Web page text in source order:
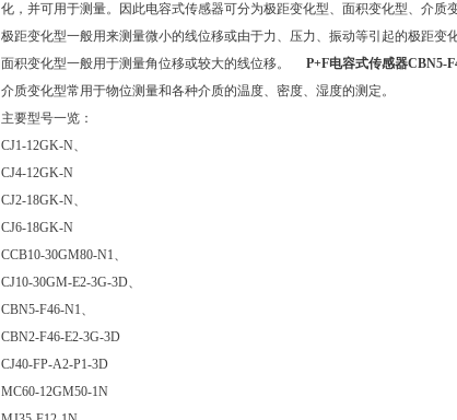
化，并可用于测量。因此电容式传感器可分为极距变化型、面积变化型、介质变
极距变化型一般用来测量微小的线位移或由于力、压力、振动等引起的极距变化
面积变化型一般用于测量角位移或较大的线位移。 P+F电容式传感器CBN5-
介质变化型常用于物位测量和各种介质的温度、密度、湿度的测定。
主要型号一览：
CJ1-12GK-N、
CJ4-12GK-N
CJ2-18GK-N、
CJ6-18GK-N
CCB10-30GM80-N1、
CJ10-30GM-E2-3G-3D、
CBN5-F46-N1、
CBN2-F46-E2-3G-3D
CJ40-FP-A2-P1-3D
MC60-12GM50-1N